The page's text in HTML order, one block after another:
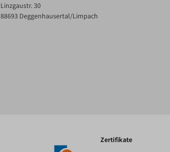
Linzgaustr. 30
88693 Deggenhausertal/Limpach
Zertifikate